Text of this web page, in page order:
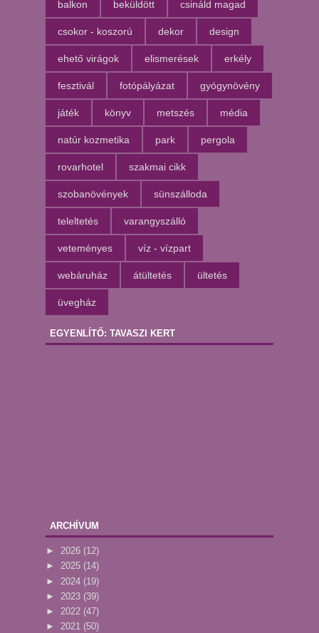
balkon beküldött csináld magad
csokor - koszorú dekor design
ehető virágok elismerések erkély
fesztivál fotópályázat gyógynövény
játék könyv metszés média
natúr kozmetika park pergola
rovarhotel szakmai cikk
szobanövények sünszálloda
teleltetés varangyszálló
veteményes víz - vízpart
webáruház átültetés ültetés
üvegház
EGYENLÍTŐ: TAVASZI KERT
ARCHÍVUM
► 2026 (12)
► 2025 (14)
► 2024 (19)
► 2023 (39)
► 2022 (47)
► 2021 (50)